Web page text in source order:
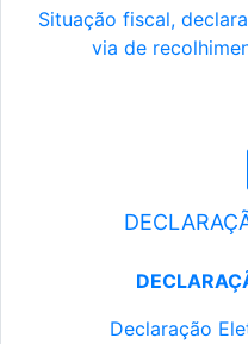
Situação fiscal,
via de
Declaração